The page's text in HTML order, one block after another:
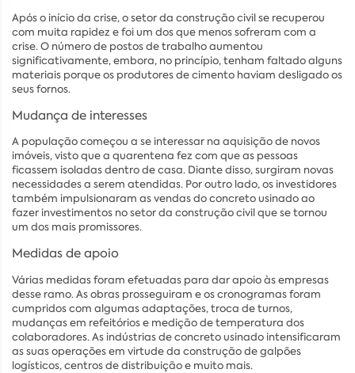
Após o início da crise, o setor da construção civil se recuperou
com muita rapidez e foi um dos que menos sofreram com a
crise. O número de postos de trabalho aumentou
significativamente, embora, no princípio, tenham faltado alguns
materiais porque os produtores de cimento haviam desligado os
seus fornos.
Mudança de interesses
A população começou a se interessar na aquisição de novos
imóveis, visto que a quarentena fez com que as pessoas
ficassem isoladas dentro de casa. Diante disso, surgiram novas
necessidades a serem atendidas. Por outro lado, os investidores
também impulsionaram as vendas do concreto usinado ao
fazer investimentos no setor da construção civil que se tornou
um dos mais promissores.
Medidas de apoio
Várias medidas foram efetuadas para dar apoio às empresas
desse ramo. As obras prosseguiram e os cronogramas foram
cumpridos com algumas adaptações, troca de turnos,
mudanças em refeitórios e medição de temperatura dos
colaboradores. As indústrias de concreto usinado intensificaram
as suas operações em virtude da construção de galpões
logísticos, centros de distribuição e muito mais.